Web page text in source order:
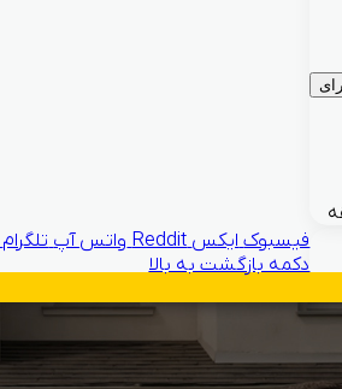
فیسبوک ایکس Reddit واتس آپ تلگرام
دکمه بازگشت به بالا